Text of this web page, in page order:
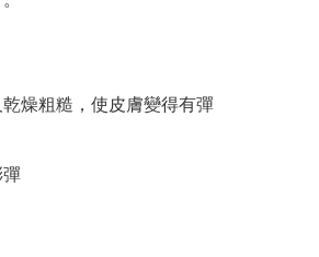
燥粗糙，使皮膚變得有彈
彈